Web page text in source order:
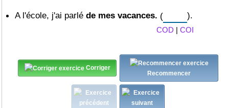
A l'école, j'ai parlé de mes vacances. (
COD | COI
).
Corriger
Recommencer